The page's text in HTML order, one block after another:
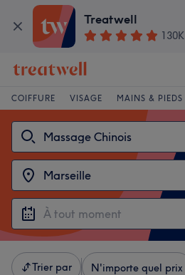
Treatwell
130K
COIFFURE VISAGE MAINS & PIEDS
Trier par N'importe quel prix